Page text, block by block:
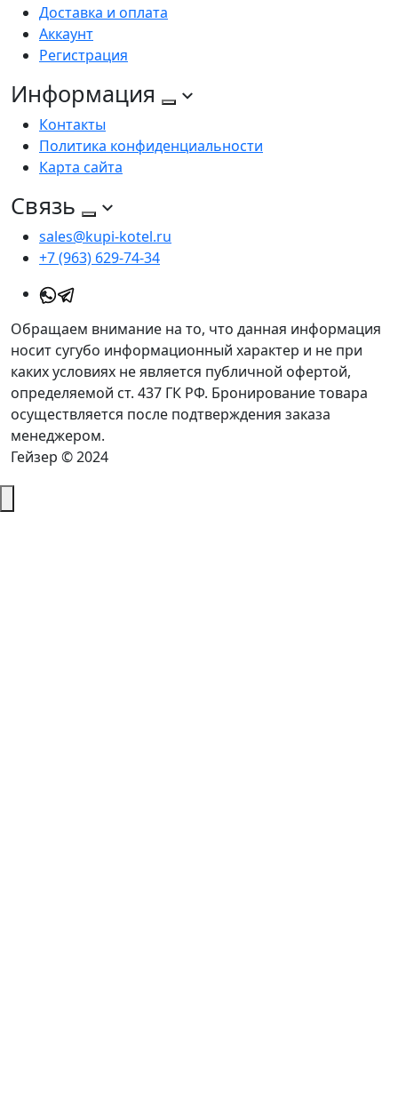
Доставка и оплата
Аккаунт
Регистрация
Информация
Контакты
Политика конфиденциальности
Карта сайта
Связь
sales@kupi-kotel.ru
+7 (963) 629-74-34
Обращаем внимание на то, что данная информация
носит сугубо информационный характер и не при
каких условиях не является публичной офертой,
определяемой ст. 437 ГК РФ. Бронирование товара
осуществляется после подтверждения заказа
менеджером.
Гейзер © 2024